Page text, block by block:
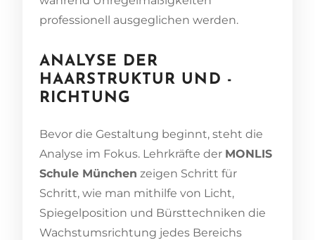
professionell ausgeglichen werden.
ANALYSE DER
HAARSTRUKTUR UND -
RICHTUNG
Bevor die Gestaltung beginnt, steht die
Analyse im Fokus. Lehrkräfte der MONLIS
Schule München zeigen Schritt für
Schritt, wie man mithilfe von Licht,
Spiegelposition und Bürsttechniken die
Wachstumsrichtung jedes Bereichs